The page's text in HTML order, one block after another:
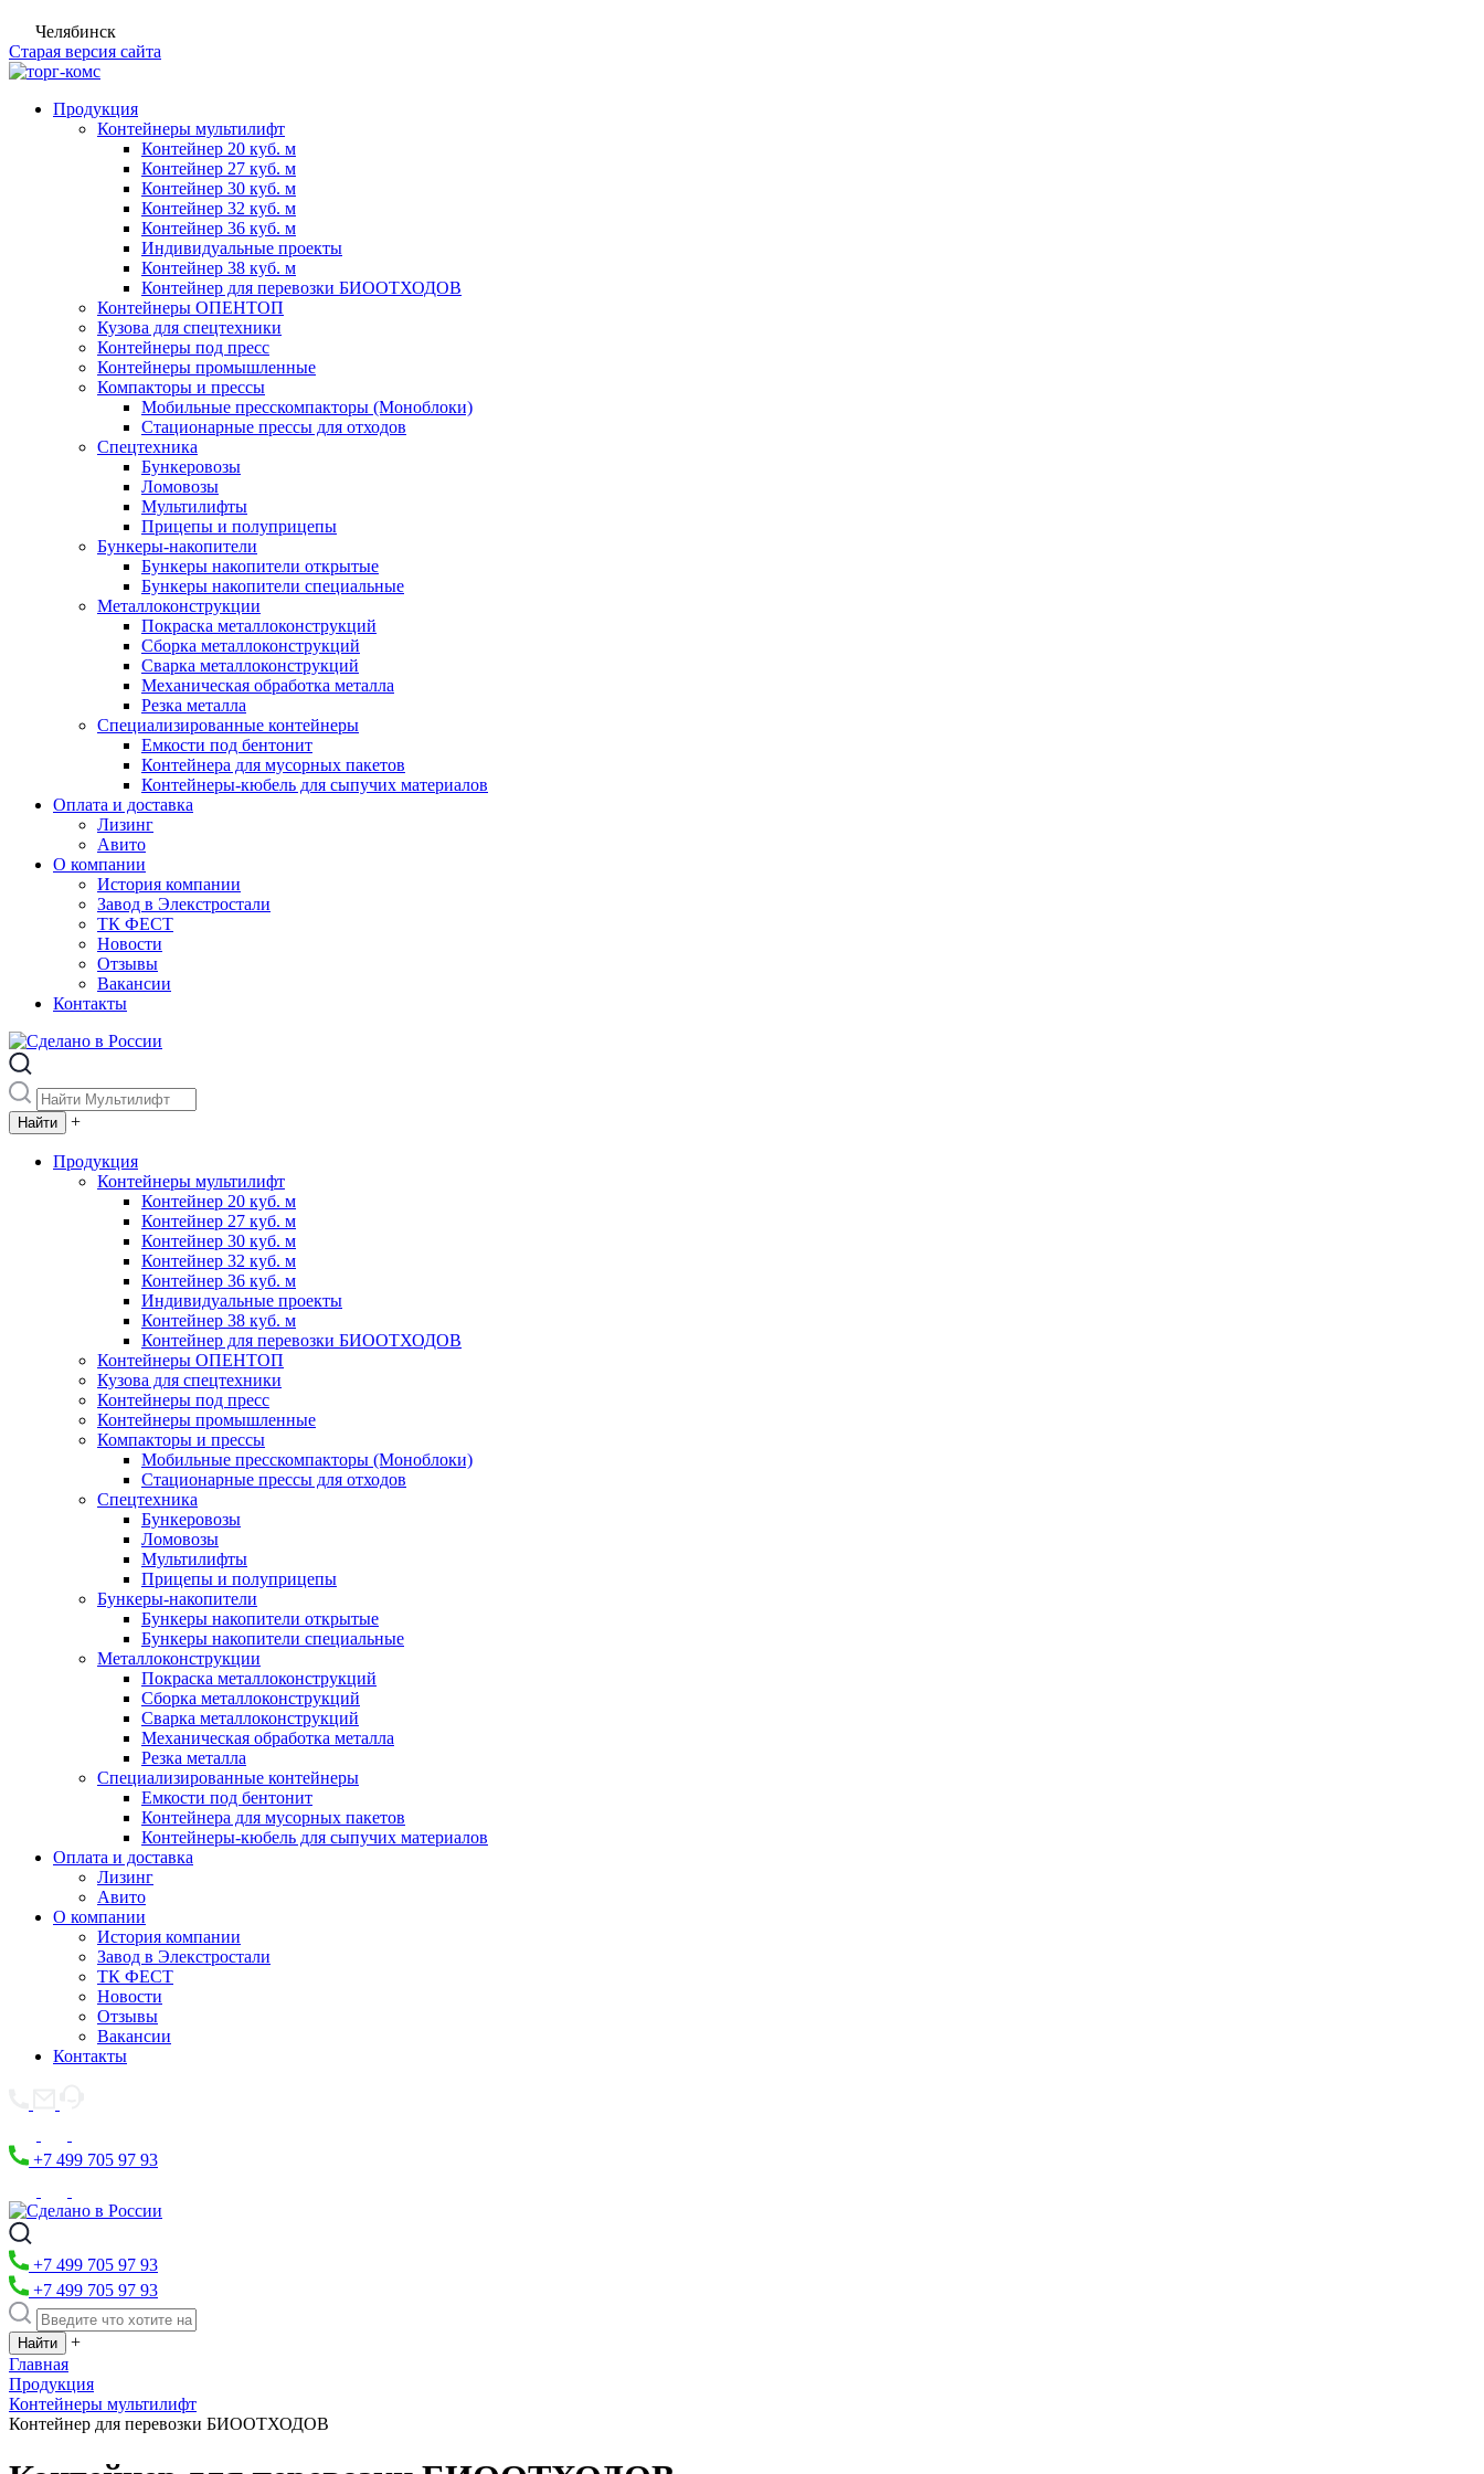
Челябинск
Старая версия сайта
Продукция
Контейнеры мультилифт
Контейнер 20 куб. м
Контейнер 27 куб. м
Контейнер 30 куб. м
Контейнер 32 куб. м
Контейнер 36 куб. м
Индивидуальные проекты
Контейнер 38 куб. м
Контейнер для перевозки БИООТХОДОВ
Контейнеры ОПЕНТОП
Кузова для спецтехники
Контейнеры под пресс
Контейнеры промышленные
Компакторы и прессы
Мобильные пресскомпакторы (Моноблоки)
Стационарные прессы для отходов
Спецтехника
Бункеровозы
Ломовозы
Мультилифты
Прицепы и полуприцепы
Бункеры-накопители
Бункеры накопители открытые
Бункеры накопители специальные
Металлоконструкции
Покраска металлоконструкций
Сборка металлоконструкций
Сварка металлоконструкций
Механическая обработка металла
Резка металла
Специализированные контейнеры
Емкости под бентонит
Контейнера для мусорных пакетов
Контейнеры-кюбель для сыпучих материалов
Оплата и доставка
Лизинг
Авито
О компании
История компании
Завод в Элекстростали
ТК ФЕСТ
Новости
Отзывы
Вакансии
Контакты
+
Продукция
Контейнеры мультилифт
Контейнер 20 куб. м
Контейнер 27 куб. м
Контейнер 30 куб. м
Контейнер 32 куб. м
Контейнер 36 куб. м
Индивидуальные проекты
Контейнер 38 куб. м
Контейнер для перевозки БИООТХОДОВ
Контейнеры ОПЕНТОП
Кузова для спецтехники
Контейнеры под пресс
Контейнеры промышленные
Компакторы и прессы
Мобильные пресскомпакторы (Моноблоки)
Стационарные прессы для отходов
Спецтехника
Бункеровозы
Ломовозы
Мультилифты
Прицепы и полуприцепы
Бункеры-накопители
Бункеры накопители открытые
Бункеры накопители специальные
Металлоконструкции
Покраска металлоконструкций
Сборка металлоконструкций
Сварка металлоконструкций
Механическая обработка металла
Резка металла
Специализированные контейнеры
Емкости под бентонит
Контейнера для мусорных пакетов
Контейнеры-кюбель для сыпучих материалов
Оплата и доставка
Лизинг
Авито
О компании
История компании
Завод в Элекстростали
ТК ФЕСТ
Новости
Отзывы
Вакансии
Контакты
+7 499 705 97 93
+7 499 705 97 93
+7 499 705 97 93
+
Главная
Продукция
Контейнеры мультилифт
Контейнер для перевозки БИООТХОДОВ